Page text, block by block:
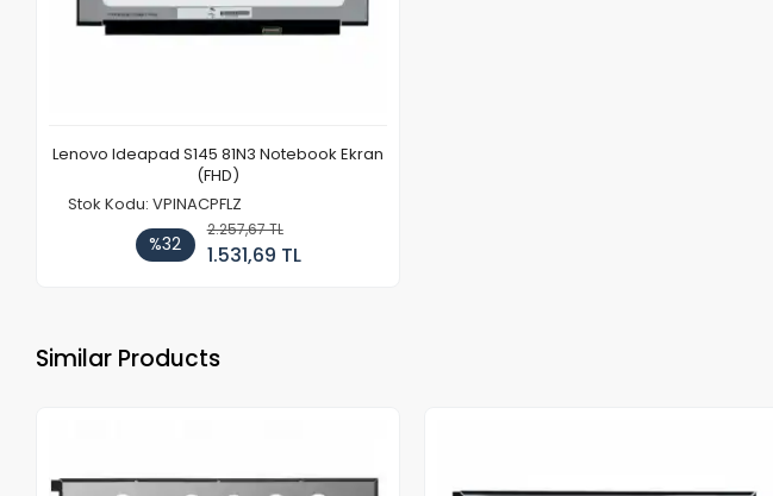
Lenovo Ideapad S145 81N3 Notebook Ekran
(FHD)
Stok Kodu: VPINACPFLZ
%32
2.257,67 TL
1.531,69 TL
Similar Products